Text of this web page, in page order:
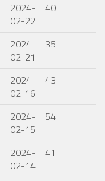
2024-
02-22
40
2024-
02-21
35
2024-
02-16
43
2024-
02-15
54
2024-
02-14
41